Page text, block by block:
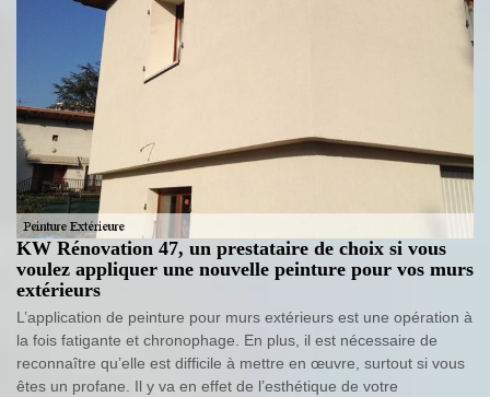
KW Rénovation 47, un prestataire de choix si vous
voulez appliquer une nouvelle peinture pour vos murs
extérieurs
L’application de peinture pour murs extérieurs est une opération à
la fois fatigante et chronophage. En plus, il est nécessaire de
reconnaître qu’elle est difficile à mettre en œuvre, surtout si vous
êtes un profane. Il y va en effet de l’esthétique de votre